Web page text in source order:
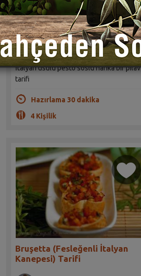
Ispanak Pestolu Pilav Tarifi
Sahrap Soysal
(1)
İtalyan usulü pesto soslu harika bir pilav
tarifi
Hazırlama 30 dakika
4 Kişilik
Bruşetta (Fesleğenli İtalyan
Kanepesi) Tarifi